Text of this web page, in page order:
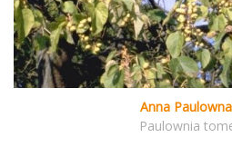
Anna
Paulownia